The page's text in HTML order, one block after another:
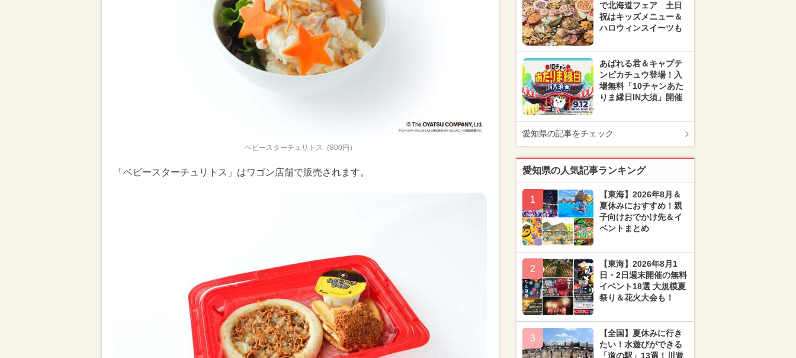
ベビースターチュリトス（800円）
「ベビースターチュリトス」はワゴン店舗で販売されます。
で北海道フェア 土日
祝はキッズメニュー＆
ハロウィンスイーツも
あばれる君＆キャプテ
ンピカチュウ登場！入
場無料「10チャンあた
りま縁日IN大須」開催
愛知県の記事をチェック
愛知県の人気記事ランキング
1
【東海】2026年8月＆
夏休みにおすすめ！親
子向けおでかけ先＆イ
ベントまとめ
2
【東海】2026年8月1
日・2日週末開催の無料
イベント18選 大規模夏
祭り＆花火大会も！
3
【全国】夏休みに行き
たい！水遊びができる
「道の駅」13選！川遊